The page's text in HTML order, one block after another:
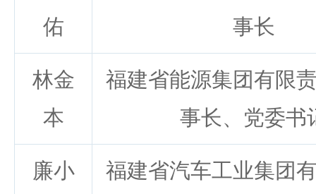
佑
事长
林金
本
福建省能源集团有限
事长、党委书
廉小
福建省汽车工业集团